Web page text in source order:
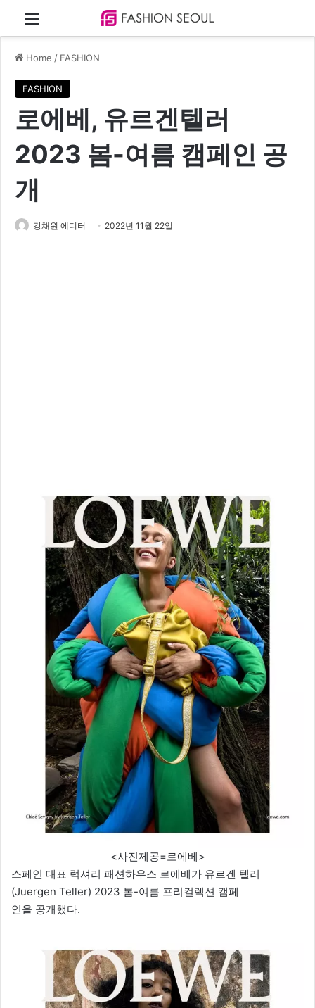
Menu
Home / FASHION
FASHION
로에베, 유르겐텔러
2023 봄-여름 캠페인 공
개
강채원 에디터 2022년 11월 22일
<사진제공=로에베>
스페인 대표 럭셔리 패션하우스 로에베가 유르겐 텔러
(Juergen Teller) 2023 봄-여름 프리컬렉션 캠페
인을 공개했다.